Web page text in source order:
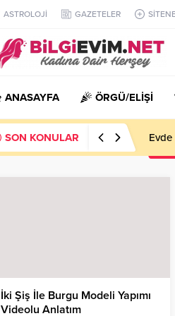
ASTROLOJİ GAZETELER
ANASAYFA ÖRGÜ/ELİŞİ
SON KONULAR
İki Şiş İle Burgu Modeli Yapımı
Videolu Anlatım